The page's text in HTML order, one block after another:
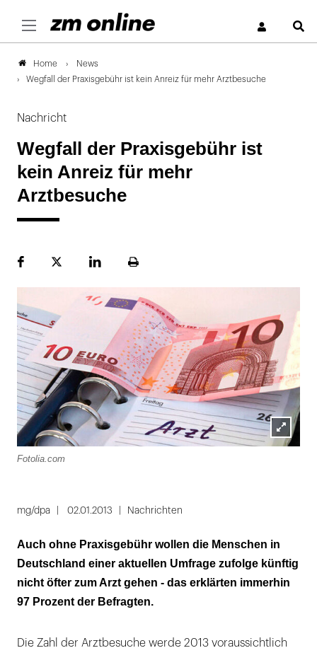
Home
News
Wegfall der Praxisgebühr ist kein Anreiz für mehr Arztbesuche
Nachricht
Wegfall der Praxisgebühr ist
kein Anreiz für mehr
Arztbesuche
FacebookPlattformLinekdInSeite
Lightbox
Fotolia.com
mg/dpa 02.01.2013 Nachrichten
Auch ohne Praxisgebühr wollen die Menschen in
Deutschland einer aktuellen Umfrage zufolge künftig
nicht öfter zum Arzt gehen - das erklärten immerhin
97 Prozent der Befragten.
Die Zahl der Arztbesuche werde 2013 voraussichtlich